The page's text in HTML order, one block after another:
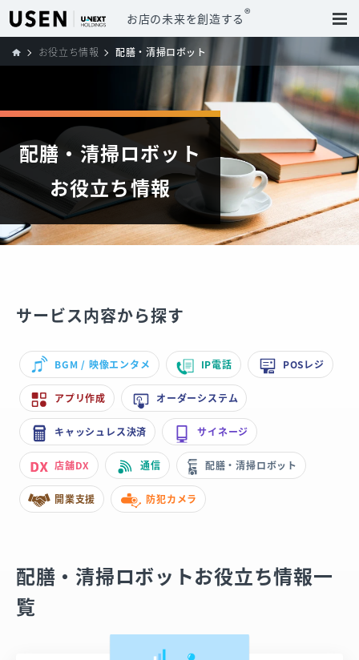
お店の未来を創造する®
お役立ち情報 配膳・清掃ロボット
配膳・清掃ロボット
お役立ち情報
サービス内容から探す
BGM / 映像エンタメ IP電話 POSレジ
アプリ作成 オーダーシステム
キャッシュレス決済 サイネージ
店舗DX 通信 配膳・清掃ロボット
開業支援 防犯カメラ
配膳・清掃ロボットお役立ち情報一
覧